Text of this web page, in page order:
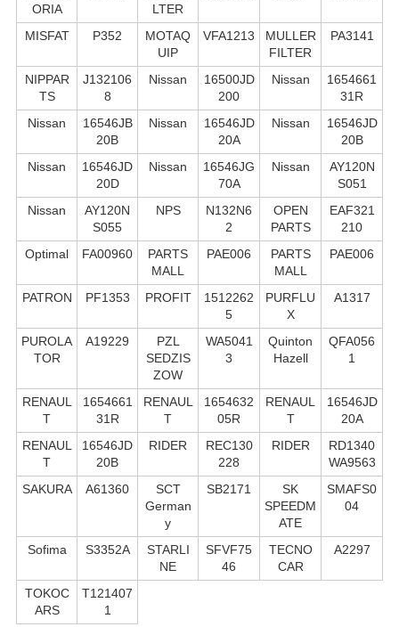
ORIA
LTER
MISFAT P352
MOTAQ
UIP
VFA1213
MULLER
FILTER
PA3141
NIPPAR
TS
J132106
8
Nissan
16500JD
200
Nissan
1654661
31R
Nissan
16546JB
20B
Nissan
16546JD
20A
Nissan
16546JD
20B
Nissan
16546JD
20D
Nissan
16546JG
70A
Nissan
AY120N
S051
Nissan
AY120N
S055
NPS
N132N6
2
OPEN
PARTS
EAF321
210
Optimal
FA00960
PARTS
MALL
PAE006
PARTS
MALL
PAE006
PATRON PF1353 PROFIT
1512262
5
PURFLU
X
A1317
PUROLA
TOR
A19229
PZL
SEDZIS
ZOW
WA5041
3
Quinton
Hazell
QFA056
1
RENAUL
T
1654661
31R
RENAUL
T
1654632
05R
RENAUL
T
16546JD
20A
RENAUL
T
16546JD
20B
RIDER
REC130
228
RIDER
RD1340
WA9563
SAKURA
A61360
SCT
German
y
SB2171
SK
SPEEDM
ATE
SMAFS0
04
Sofima S3352A
STARLI
NE
SFVF75
46
TECNO
CAR
A2297
TOKOC
ARS
T121407
1